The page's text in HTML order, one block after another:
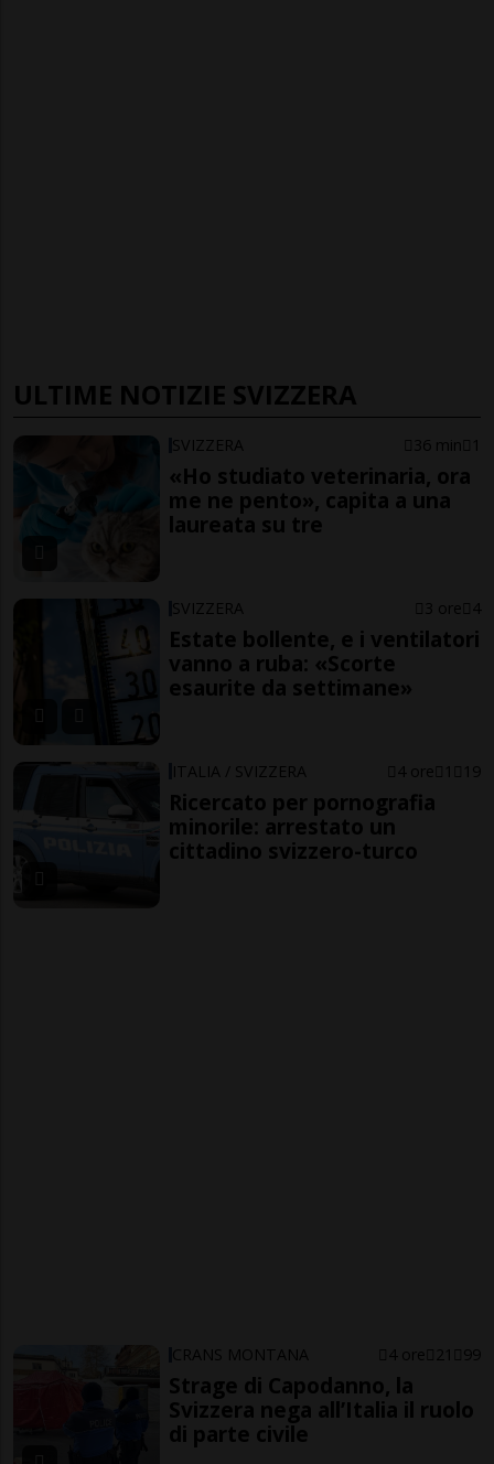
ULTIME NOTIZIE SVIZZERA
SVIZZERA 36 min 1
«Ho studiato veterinaria, ora
me ne pento», capita a una
laureata su tre
SVIZZERA 3 ore 4
Estate bollente, e i ventilatori
vanno a ruba: «Scorte
esaurite da settimane»
ITALIA / SVIZZERA 4 ore 1 19
Ricercato per pornografia
minorile: arrestato un
cittadino svizzero-turco
CRANS MONTANA 4 ore 21 99
Strage di Capodanno, la
Svizzera nega all’Italia il ruolo
di parte civile